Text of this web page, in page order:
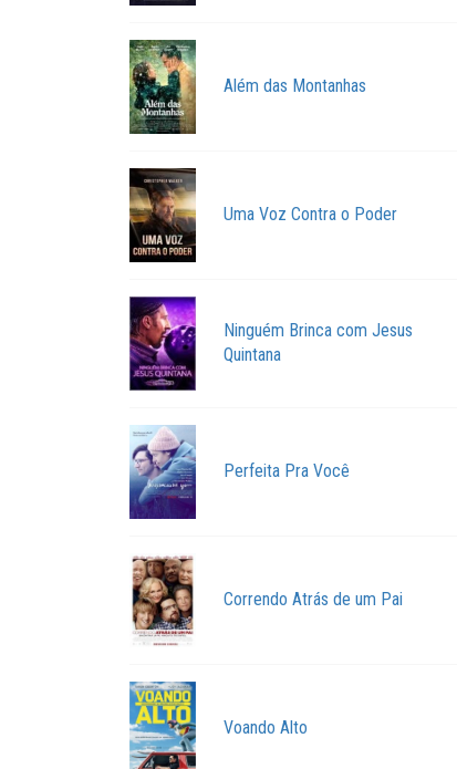
Além das Montanhas
Uma Voz Contra o Poder
Ninguém Brinca com Jesus
Quintana
Perfeita Pra Você
Correndo Atrás de um Pai
Voando Alto